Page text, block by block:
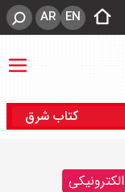
EN
AR
کتاب شرق